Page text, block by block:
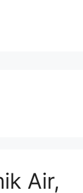
Air,